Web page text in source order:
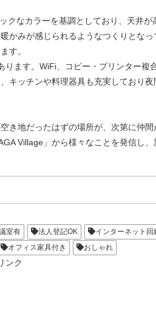
クなカラーを基調としており、天井が
かみが感じられるようなつくりとな
す。
ます。WiFi、コピー・プリンター複
キッチンや料理器具も充実しており
き地だったはずの場所が、次第に仲
Village」から様々なことを発信し、
室有 法人登記OK
インターネット回
オフィス家具付き おしゃれ
ンク